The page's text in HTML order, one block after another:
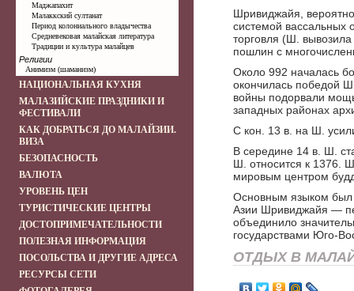
Маджапахит
Малаккский султанат
Период колониального владычества
Средневековая малайская литература
Традиции и культура малайцев
Религии
Анимизм (шаманизм)
НАЦИОНАЛЬНАЯ КУХНЯ
МАЛАЗИЙСКИЕ ПРАЗДНИКИ И
ФЕСТИВАЛИ
КАК ДОБРАТЬСЯ ДО МАЛАЙЗИИ.
ВИЗА
БЕЗОПАСНОСТЬ
ВАЛЮТА
УРОВЕНЬ ЦЕН
ТУРИСТИЧЕСКИЕ ЦЕНТРЫ
ДОСТОПРИМЕЧАТЕЛЬНОСТИ
ПОЛЕЗНАЯ ИНФОРМАЦИЯ
ПОСОЛЬСТВА И ДРУГИЕ АДРЕСА
РЕСУРСЫ СЕТИ
Шривиджайя,
системой
торговля (Ш. вывозила
пошлин с
Около 992 началась
окончилась победой
войны подорвали
западных районах
С кон. 13 в. на Ш.
В середине 14 в. Ш.
Ш. относится к 1376.
мировым центром
Основным языком был
Азии Шривиджайя —
объединило
государствами Юго-
ОТДЫХ В